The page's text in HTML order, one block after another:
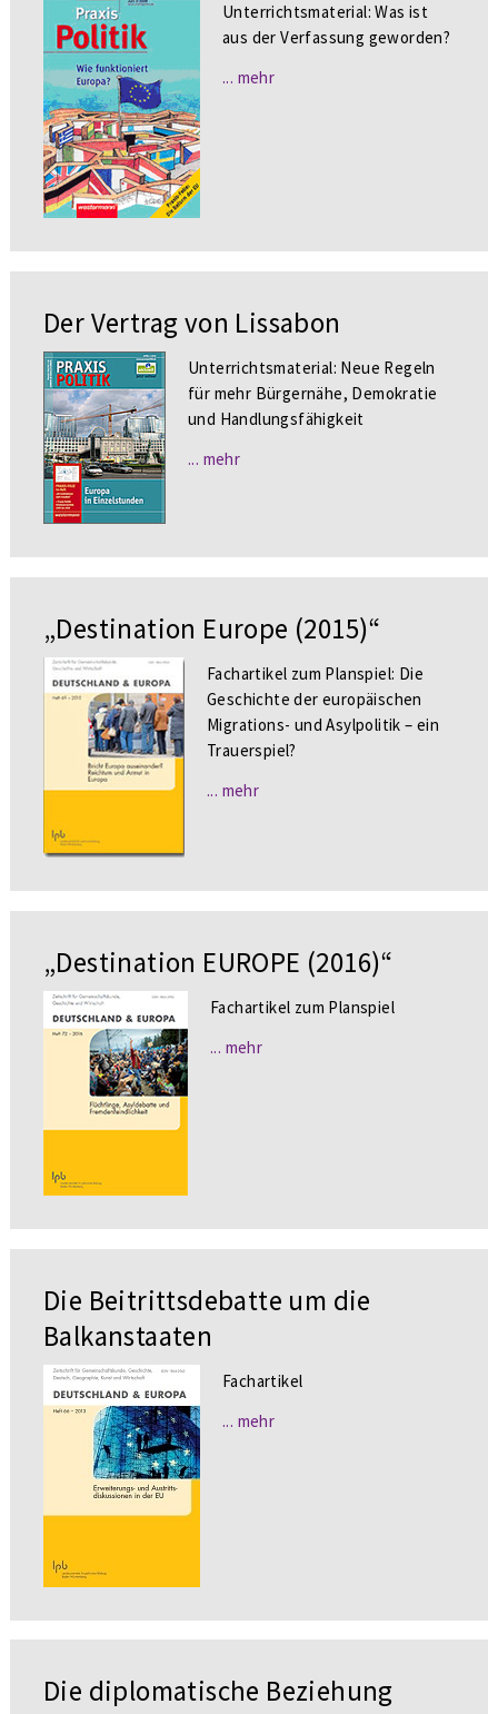
Unterrichtsmaterial: Was ist
aus der Verfassung geworden?
... mehr
Der Vertrag von Lissabon
Unterrichtsmaterial: Neue Regeln
für mehr Bürgernähe, Demokratie
und Handlungsfähigkeit
... mehr
„Destination Europe (2015)“
Fachartikel zum Planspiel: Die
Geschichte der europäischen
Migrations- und Asylpolitik – ein
Trauerspiel?
... mehr
„Destination EUROPE (2016)“
Fachartikel zum Planspiel
... mehr
Die Beitrittsdebatte um die
Balkanstaaten
Fachartikel
... mehr
Die diplomatische Beziehung